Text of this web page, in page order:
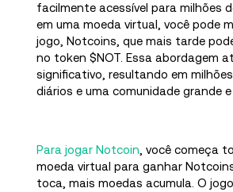
facilmente acessível para milhões
em uma moeda virtual, você pode
jogo, Notcoins, que mais tarde
no token $NOT. Essa abordagem
significativo, resultando em
diários e uma comunidade grande e
Para jogar Notcoin , você começa
moeda virtual para ganhar
toca, mais moedas acumula. O